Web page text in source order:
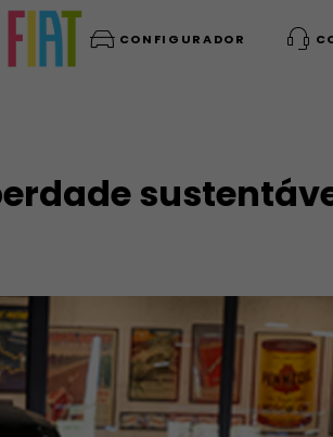
CONFIGURADOR